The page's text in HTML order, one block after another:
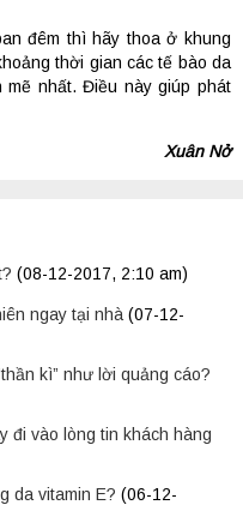
đêm thì hãy thoa ở khung
thời gian các tế bào da
nhất. Điều này giúp phát
Xuân Nở
(08-12-2017, 2:10 am)
ngay tại nhà (07-12-
kì” như lời quảng cáo?
đi vào lòng tin khách hàng
da vitamin E? (06-12-